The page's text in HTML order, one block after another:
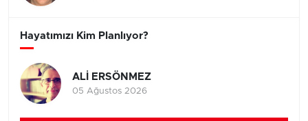
Hayatımızı Kim Planlıyor?
ALİ ERSÖNMEZ
05 Ağustos 2026